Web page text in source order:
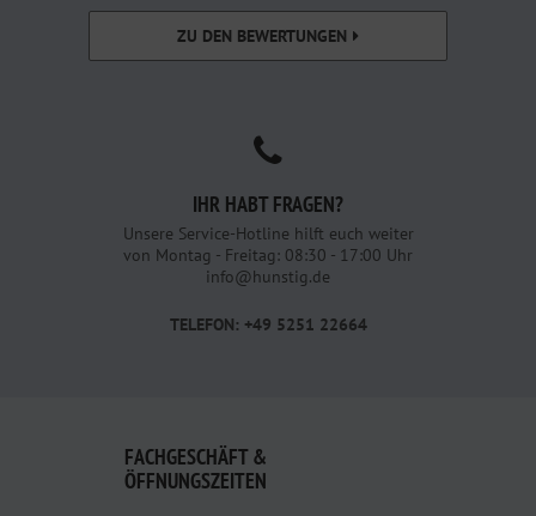
ZU DEN BEWERTUNGEN
IHR HABT FRAGEN?
Unsere Service-Hotline hilft euch weiter
von Montag - Freitag: 08:30 - 17:00 Uhr
info@hunstig.de
TELEFON: +49 5251 22664
FACHGESCHÄFT &
ÖFFNUNGSZEITEN